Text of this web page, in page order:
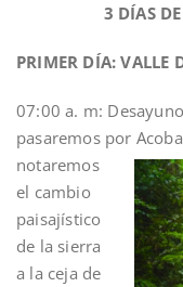
3 DÍAS
PRIMER DÍA: VALLE
07:00 a. m:
pasaremos por
notaremos
el cambio
paisajístico
de la sierra
a la ceja de